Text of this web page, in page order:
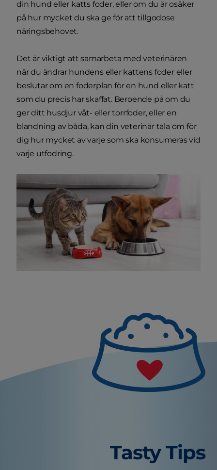
din hund eller katts foder, eller om du är osäker
på hur mycket du ska ge för att tillgodose
näringsbehovet.
Det är viktigt att samarbeta med veterinären
när du ändrar hundens eller kattens foder eller
beslutar om en foderplan för en hund eller katt
som du precis har skaffat. Beroende på om du
ger ditt husdjur våt- eller torrfoder, eller en
blandning av båda, kan din veterinär tala om för
dig hur mycket av varje som ska konsumeras vid
varje utfodring.
Tasty Tips